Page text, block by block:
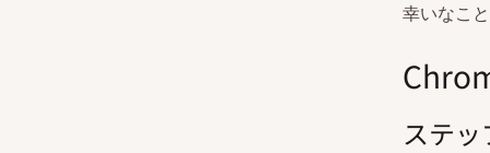
幸いなこ
ステッ